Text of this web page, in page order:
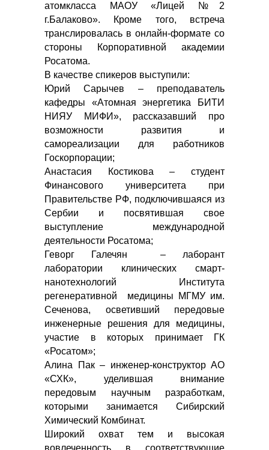
атомкласса МАОУ «Лицей №2
г.Балаково». Кроме того, встреча
транслировалась в онлайн-формате со
стороны Корпоративной академии
Росатома.
В качестве спикеров выступили:
Юрий Сарычев – преподаватель
кафедры «Атомная энергетика БИТИ
НИЯУ МИФИ», рассказавший про
возможности развития и
самореализации для работников
Госкорпорации;
Анастасия Костикова – студент
Финансового университета при
Правительстве РФ, подключившаяся из
Сербии и посвятившая свое
выступление международной
деятельности Росатома;
Геворг Галечян – лаборант
лаборатории клинических смарт-
нанотехнологий Института
регенеративной медицины МГМУ им.
Сеченова, осветивший передовые
инженерные решения для медицины,
участие в которых принимает ГК
«Росатом»;
Алина Пак – инженер-конструктор АО
«СХК», уделившая внимание
передовым научным разработкам,
которыми занимается Сибирский
Химический Комбинат.
Широкий охват тем и высокая
вовлеченность в соответствующие